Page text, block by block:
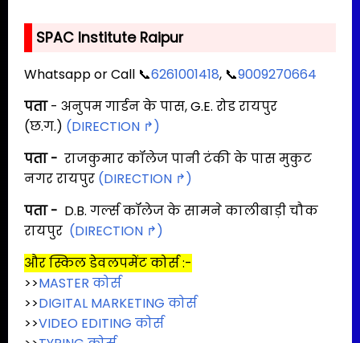
SPAC Institute Raipur
Whatsapp or Call 📞6261001418, 📞9009270664
पता- अनुपम गार्डन के पास, G.E. रोड रायपुर
(छ.ग.) (DIRECTION ↱)
पता - राजकुमार कॉलेज पानी टंकी के पास मुकुट
नगर रायपुर (DIRECTION ↱)
पता - D.B. गर्ल्स कॉलेज के सामने कालीबाड़ी चौक
रायपुर (DIRECTION ↱)
और स्किल डेवलपमेंट कोर्स :-
>>MASTER कोर्स
>>DIGITAL MARKETING कोर्स
>>VIDEO EDITING कोर्स